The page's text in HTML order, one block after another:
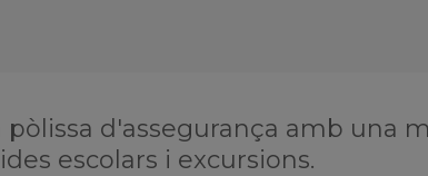
pòlissa d'assegurança amb una
escolars i excursions.